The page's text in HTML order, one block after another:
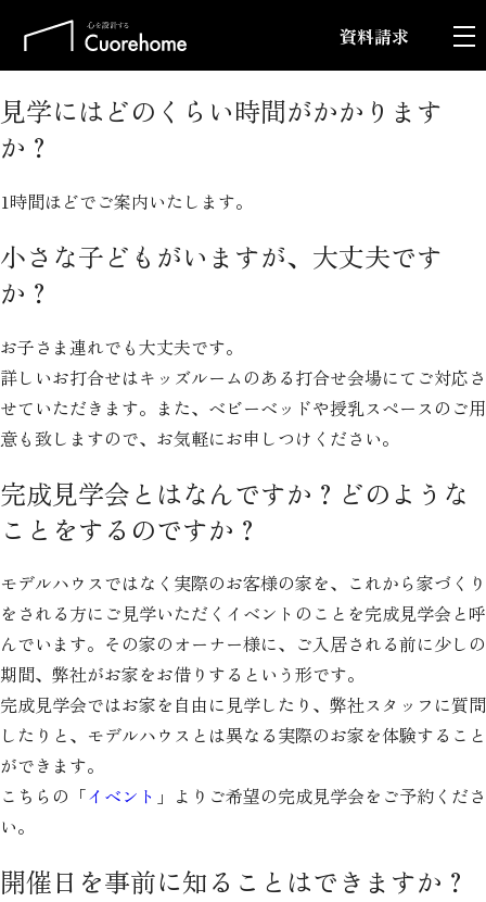
資料請求
見学にはどのくらい時間がかかります
か？
1時間ほどでご案内いたします。
小さな子どもがいますが、大丈夫です
か？
お子さま連れでも大丈夫です。
詳しいお打合せはキッズルームのある打合せ会場にてご対応さ
せていただきます。また、ベビーベッドや授乳スペースのご用
意も致しますので、お気軽にお申しつけください。
完成見学会とはなんですか？どのような
ことをするのですか？
モデルハウスではなく実際のお客様の家を、これから家づくり
をされる方にご見学いただくイベントのことを完成見学会と呼
んでいます。その家のオーナー様に、ご入居される前に少しの
期間、弊社がお家をお借りするという形です。
完成見学会ではお家を自由に見学したり、弊社スタッフに質問
したりと、モデルハウスとは異なる実際のお家を体験すること
ができます。
こちらの「イベント 」よりご希望の完成見学会をご予約くださ
い。
開催日を事前に知ることはできますか？